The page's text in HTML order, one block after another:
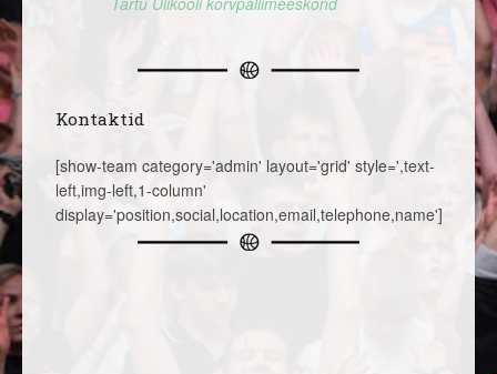
Kontaktid
[show-team category='admin' layout='grid' style=',text-
left,img-left,1-column'
display='position,social,location,email,telephone,name']